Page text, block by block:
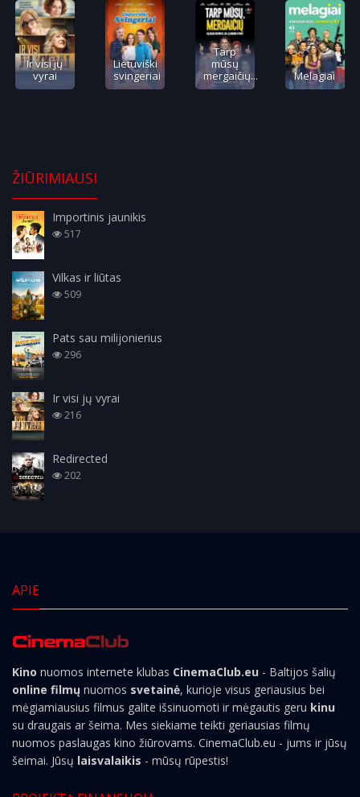
Ir visi jų
vyrai
Lietuviški
svingeriai
Tarp
mūsų
mergaičių...
Melagiai
ŽIŪRIMIAUSI
Importinis jaunikis
517
Vilkas ir liūtas
509
Pats sau milijonierius
296
Ir visi jų vyrai
216
Redirected
202
APIE
Kino nuomos internete klubas CinemaClub.eu - Baltijos šalių
online filmų nuomos svetainė, kurioje visus geriausius bei
mėgiamiausius filmus galite išsinuomoti ir mėgautis geru kinu
su draugais ar šeima. Mes siekiame teikti geriausias filmų
nuomos paslaugas kino žiūrovams. CinemaClub.eu - jums ir jūsų
šeimai. Jūsų laisvalaikis - mūsų rūpestis!